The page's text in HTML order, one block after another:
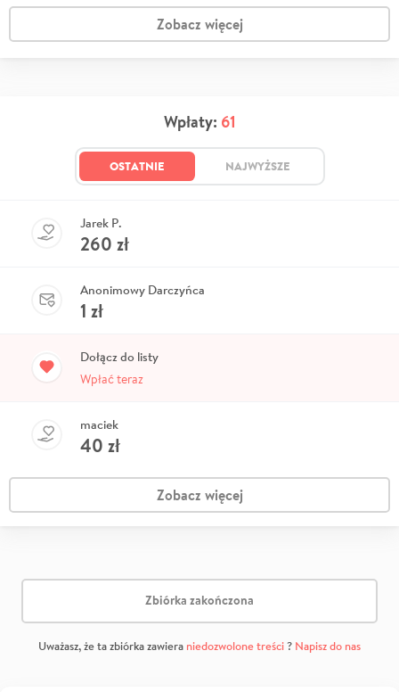
Zobacz więcej
Wpłaty: 61
OSTATNIE NAJWYŻSZE
Jarek P.
260 zł
Anonimowy Darczyńca
1 zł
Dołącz do listy
Wpłać teraz
maciek
40 zł
Zobacz więcej
Zbiórka zakończona
Uważasz, że ta zbiórka zawiera niedozwolone treści? Napisz do nas